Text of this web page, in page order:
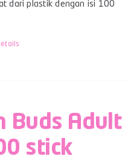
dari plastik dengan isi 100
Buds Adult
stick